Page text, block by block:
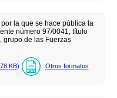
la que se hace pública la
número 97/0041, título
grupo de las Fuerzas
KB) Otros formatos